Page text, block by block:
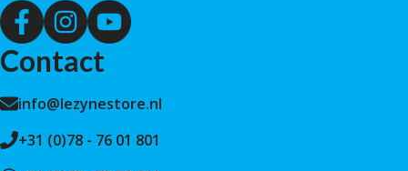
Contact
info@lezynestore.nl
+31 (0)78 - 76 01 801